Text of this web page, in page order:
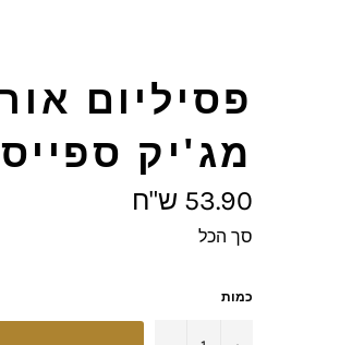
מג'יק ספייס
מחיר
מלא
53.90 ש"ח
סך הכל
כמות